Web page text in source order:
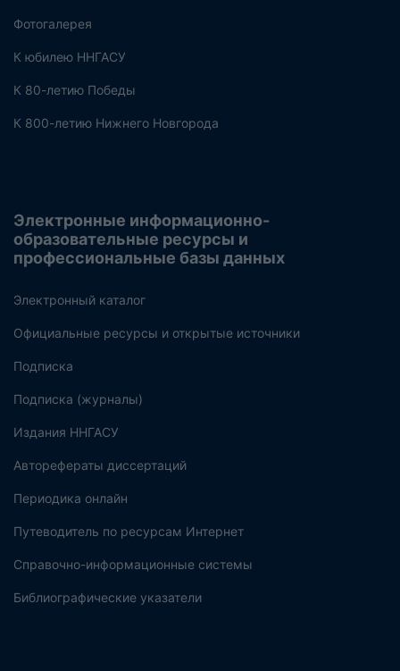
Фотогалерея
К юбилею ННГАСУ
К 80-летию Победы
К 800-летию Нижнего Новгорода
Электронные информационно-
образовательные ресурсы и
профессиональные базы данных
Электронный каталог
Официальные ресурсы и открытые источники
Подписка
Подписка (журналы)
Издания ННГАСУ
Авторефераты диссертаций
Периодика онлайн
Путеводитель по ресурсам Интернет
Справочно-информационные системы
Библиографические указатели